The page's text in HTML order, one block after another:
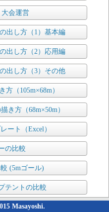
会運営
出し方（1）基本編
出し方（2）応用編
出し方（3）その他
方（105m×68m）
き方（68m×50m）
ート（Excel）
の比較
(5mゴール)
テントの比較
Masayoshi.